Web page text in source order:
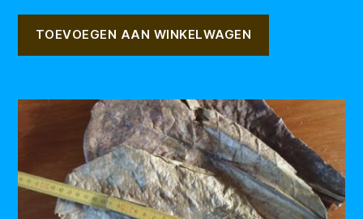
TOEVOEGEN AAN WINKELWAGEN